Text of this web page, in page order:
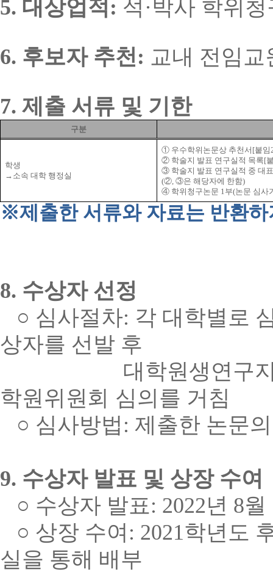
5. 대상업적: 석 · 박사 학위
6. 후보자 추천: 교내 전임교
7. 제출 서류 및 기한
구분
학생
→ 소속 대학 행정실
① 우수학위논문상 추천서 [붙임
② 학술지 발표 연구실적 목록[
③ 학술지 발표 연구실적 중 대
(②, ③은 해당자에 한함)
④ 학위청구논문 1부(논문 심사
※제출한 서류와 자료는 반환
8. 수상자 선정
○ 심사절차: 각 대학별로
상자를 선발 후
대학원생연구지
학원위원회 심의를 거침
○ 심사방법 : 제출한 논문
9. 수상자 발표 및 상장 수여
○ 수상자 발표: 2022년 8월
○ 상장 수여 : 2021학년도
실을 통해 배부